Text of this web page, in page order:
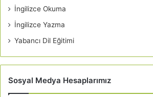
İngilizce Okuma
İngilizce Yazma
Yabancı Dil Eğitimi
Sosyal Medya Hesaplarımız